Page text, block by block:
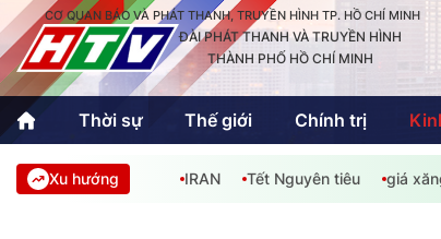
CƠ QUAN BÁO VÀ PHÁT THANH, TRUYỀN HÌNH TP. HỒ CHÍ MINH
ĐÀI PHÁT THANH VÀ TRUYỀN HÌNH
THÀNH PHỐ HỒ CHÍ MINH
Thời sự Thế giới Chính trị
Thời sự
Thể thao
Văn
Xu hướng IRAN Tết Nguyên tiêu giá